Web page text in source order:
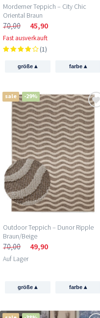
Morderner Teppich – City Chic
Oriental Braun
70,00 45,90
Fast ausverkauft
(1)
größe▴ farbe ▴
sale -29%
Outdoor Teppich – Dunor Ripple
Braun/Beige
70,00 49,90
Auf Lager
größe▴ farbe ▴